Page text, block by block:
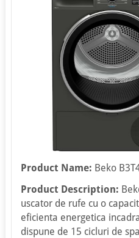
Product Name: Beko
Product Description:
uscator de rufe cu o
eficienta energetica
dispune de 15 cicluri de